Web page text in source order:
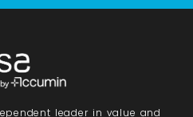
leader in value and